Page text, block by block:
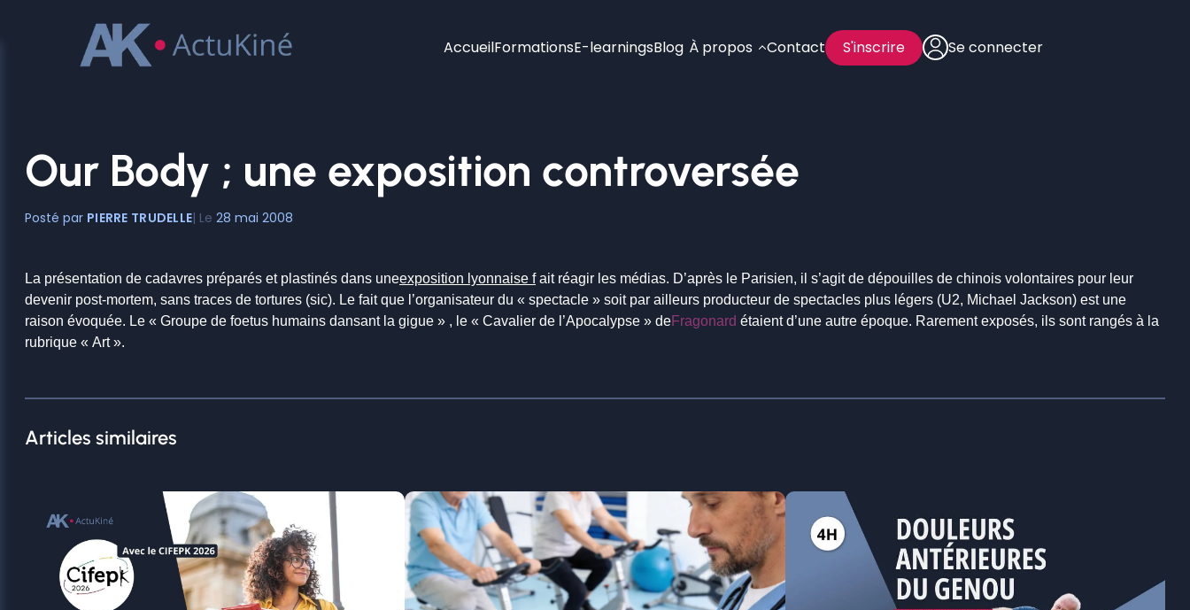
AccueilFormationsE-learningsBlog À propos Contact S'inscrire Se connecter
Our Body ; une exposition controversée
PIERRE TRUDELLE 28 mai 2008
La présentation de cadavres préparés et plastinés dans uneexposition lyonnaise fait réagir les médias. D’après le Parisien, il s’agit de dépouilles de chinois volontaires pour leur
devenir post-mortem, sans traces de tortures (sic). Le fait que l’organisateur du « spectacle » soit par ailleurs producteur de spectacles plus légers (U2, Michael Jackson) est une
raison évoquée. Le « Groupe de foetus humains dansant la gigue » , le « Cavalier de l’Apocalypse » deFragonard étaient d’une autre époque. Rarement exposés, ils sont rangés à la
rubrique « Art ».
Articles similaires